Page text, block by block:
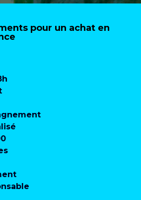
pour un achat en